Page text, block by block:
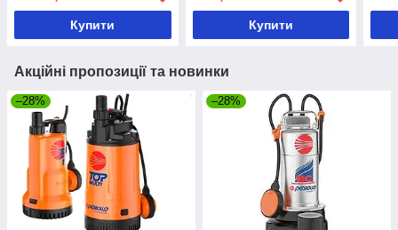
Купити Купити
Акційні пропозиції та новинки
–28% –28%